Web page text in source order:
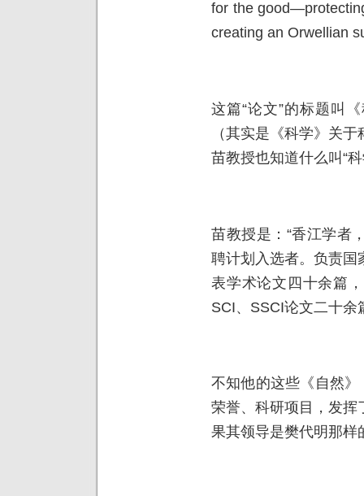
for the
creating an Orwellian
这篇“论文”的标题叫
（其实是《科学》关
苗教授也知道什么叫“
苗教授是：“香江学者
聘计划入选者。负责国
表学术论文四十余篇
SCI、SSCI论文二十余
不知他的这些《自然》
荣誉、科研项目，发挥
果其领导是樊代明那样